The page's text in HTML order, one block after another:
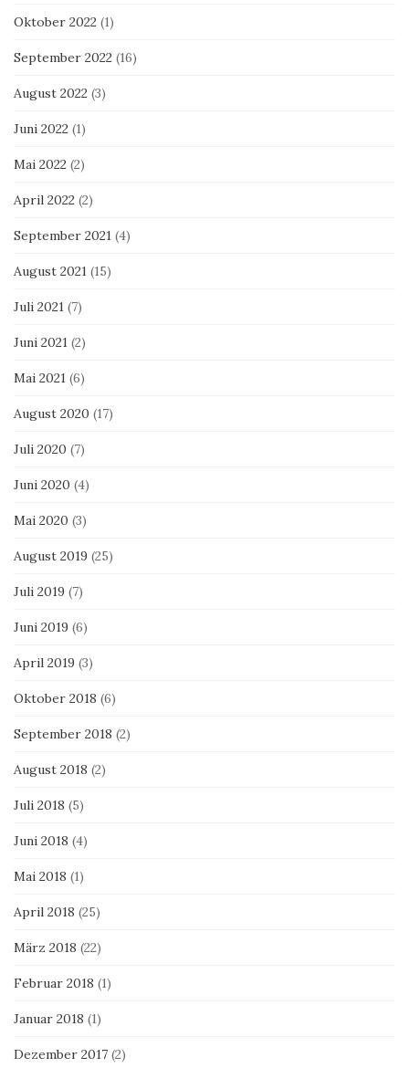
Oktober 2022 (1)
September 2022 (16)
August 2022 (3)
Juni 2022 (1)
Mai 2022 (2)
April 2022 (2)
September 2021 (4)
August 2021 (15)
Juli 2021 (7)
Juni 2021 (2)
Mai 2021 (6)
August 2020 (17)
Juli 2020 (7)
Juni 2020 (4)
Mai 2020 (3)
August 2019 (25)
Juli 2019 (7)
Juni 2019 (6)
April 2019 (3)
Oktober 2018 (6)
September 2018 (2)
August 2018 (2)
Juli 2018 (5)
Juni 2018 (4)
Mai 2018 (1)
April 2018 (25)
März 2018 (22)
Februar 2018 (1)
Januar 2018 (1)
Dezember 2017 (2)